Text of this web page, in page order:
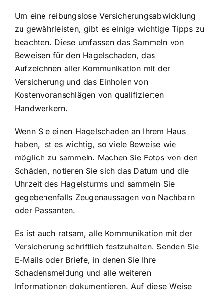
Um eine reibungslose Versicherungsabwicklung
zu gewährleisten, gibt es einige wichtige Tipps zu
beachten. Diese umfassen das Sammeln von
Beweisen für den Hagelschaden, das
Aufzeichnen aller Kommunikation mit der
Versicherung und das Einholen von
Kostenvoranschlägen von qualifizierten
Handwerkern.
Wenn Sie einen Hagelschaden an Ihrem Haus
haben, ist es wichtig, so viele Beweise wie
möglich zu sammeln. Machen Sie Fotos von den
Schäden, notieren Sie sich das Datum und die
Uhrzeit des Hagelsturms und sammeln Sie
gegebenenfalls Zeugenaussagen von Nachbarn
oder Passanten.
Es ist auch ratsam, alle Kommunikation mit der
Versicherung schriftlich festzuhalten. Senden Sie
E-Mails oder Briefe, in denen Sie Ihre
Schadensmeldung und alle weiteren
Informationen dokumentieren. Auf diese Weise